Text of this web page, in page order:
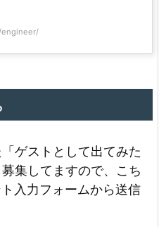
ゲストとして出てみた
集してますので、こち
入力フォームから送信